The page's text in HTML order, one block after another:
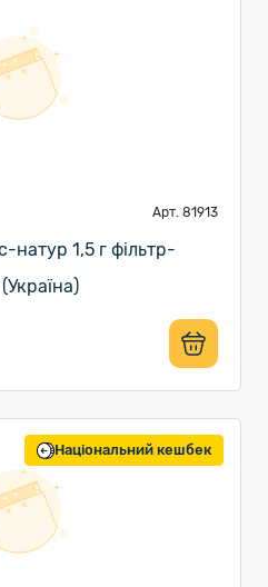
Арт. 81913
натур 1,5 г фільтр-
Національний кешбек